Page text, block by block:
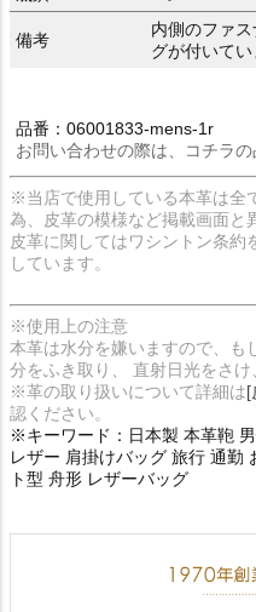
備考
内側のファ
グが付いてい
品番：06001833-mens-1r
お問い合わせの際は、コチラ
※当店で使用している本革は全
為、皮革の模様など掲載画面と
皮革に関してはワシントン条約
しています。
※使用上の注意
本革は水分を嫌いますので、も
分をふき取り、 直射日光をさけ
※革の取り扱いについて詳細は[
認ください。
※キーワード：日本製 本革鞄
レザー 肩掛けバッグ 旅行 通勤
ト型 舟形 レザーバッグ